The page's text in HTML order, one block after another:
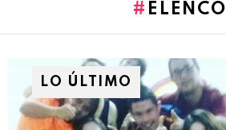
ELENCO
LO ÚLTIMO